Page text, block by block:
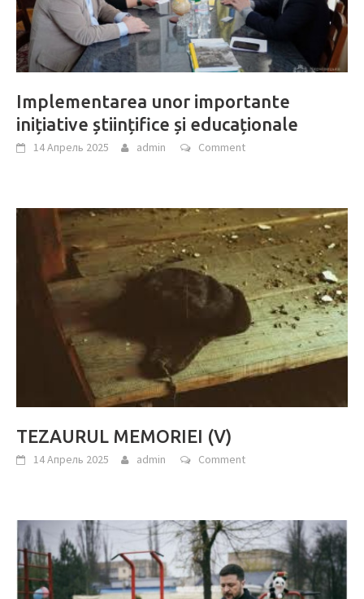
Implementarea unor importante
inițiative științifice și educaționale
14 Апрель 2025 admin Comment
TEZAURUL MEMORIEI (V)
14 Апрель 2025 admin Comment